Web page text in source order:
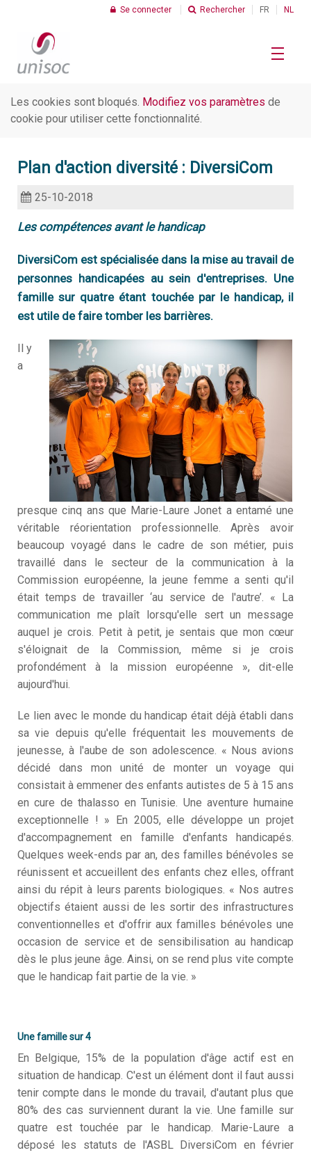
Se connecter Rechercher FR NL
Le Profit Social
Chiffres
Thèmes
Les cookies sont bloqués. Modifiez vos paramètres de
cookie pour utiliser cette fonctionnalité.
Plan d'action diversité : DiversiCom
25-10-2018
Les compétences avant le handicap
DiversiCom est spécialisée dans la mise au travail de
personnes handicapées au sein d'entreprises. Une
famille sur quatre étant touchée par le handicap, il
est utile de faire tomber les barrières.
Il y
a
presque cinq ans que Marie-Laure Jonet a entamé une
véritable réorientation professionnelle. Après avoir
beaucoup voyagé dans le cadre de son métier, puis
travaillé dans le secteur de la communication à la
Commission européenne, la jeune femme a senti qu'il
était temps de travailler ‘au service de l'autre’. « La
communication me plaît lorsqu'elle sert un message
auquel je crois. Petit à petit, je sentais que mon cœur
s'éloignait de la Commission, même si je crois
profondément à la mission européenne », dit-elle
aujourd'hui.
Le lien avec le monde du handicap était déjà établi dans
sa vie depuis qu'elle fréquentait les mouvements de
jeunesse, à l'aube de son adolescence. « Nous avions
décidé dans mon unité de monter un voyage qui
consistait à emmener des enfants autistes de 5 à 15 ans
en cure de thalasso en Tunisie. Une aventure humaine
exceptionnelle ! » En 2005, elle développe un projet
d'accompagnement en famille d'enfants handicapés.
Quelques week-ends par an, des familles bénévoles se
réunissent et accueillent des enfants chez elles, offrant
ainsi du répit à leurs parents biologiques. « Nos autres
objectifs étaient aussi de les sortir des infrastructures
conventionnelles et d'offrir aux familles bénévoles une
occasion de service et de sensibilisation au handicap
dès le plus jeune âge. Ainsi, on se rend plus vite compte
que le handicap fait partie de la vie. »
Une famille sur 4
En Belgique, 15% de la population d'âge actif est en
situation de handicap. C'est un élément dont il faut aussi
tenir compte dans le monde du travail, d'autant plus que
80% des cas surviennent durant la vie. Une famille sur
quatre est touchée par le handicap. Marie-Laure a
déposé les statuts de l'ASBL DiversiCom en février